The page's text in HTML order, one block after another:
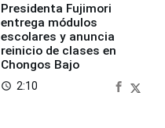
Presidenta Fujimori
entrega módulos
escolares y anuncia
reinicio de clases en
Chongos Bajo
access_time 2:10